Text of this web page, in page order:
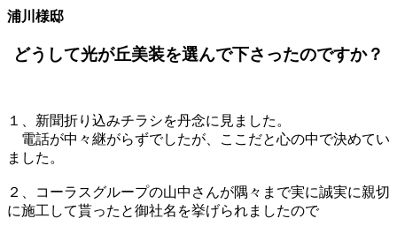
浦川様邸
どうして光が丘美装を選んで下さったのですか？
１、新聞折り込みチラシを丹念に見ました。
電話が中々継がらずでしたが、ここだと心の中で決めてい
ました。
２、コーラスグループの山中さんが隅々まで実に誠実に親切
に施工して貰ったと御社名を挙げられましたので